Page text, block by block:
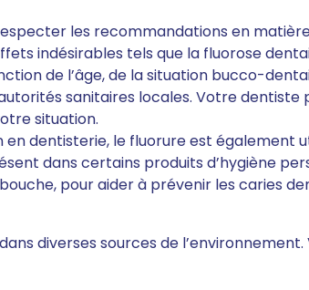
les recommandations en
indésirables tels que la fluorose
de l’âge, de la situation bucco-
sanitaires locales. Votre dentiste
situation.
dentisterie, le fluorure est également
dans certains produits d’hygiène
pour aider à prévenir les caries
diverses sources de l’environnement.